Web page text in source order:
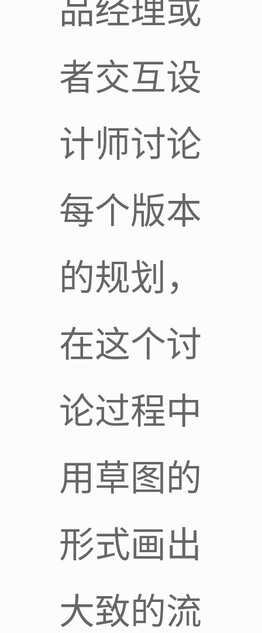
品经理或
者交互设
计师讨论
每个版本
的规划，
在这个讨
论过程中
用草图的
形式画出
大致的流